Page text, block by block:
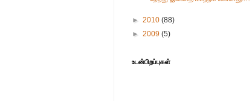
► 2010 (88)
► 2009 (5)
உடன்பிறப்புகள்